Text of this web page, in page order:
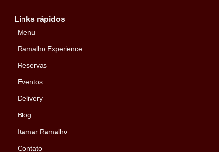
Links rápidos
Menu
Ramalho Experience
Reservas
Eventos
Delivery
Blog
Itamar Ramalho
Contato